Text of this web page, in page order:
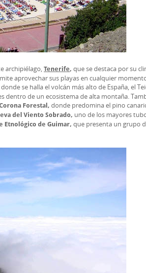
archipiélago, Tenerife, que se destaca por su
aprovechar sus playas en cualquier
donde se halla el volcán más alto de España, el
dentro de un ecosistema de alta montaña.
Forestal, donde predomina el pino
del Viento Sobrado, uno de los mayores
Etnológico de Guimar, que presenta un grupo